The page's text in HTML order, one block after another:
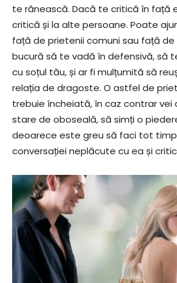
te rănească. Dacă te critică în față
critică și la alte persoane. Poate
față de prietenii comuni sau față de
bucură să te vadă în defensivă, să
cu soțul tău, și ar fi mulțumită să
relația de dragoste. O astfel de
trebuie încheiată, în caz contrar vei
stare de oboseală, să simți o
deoarece este greu să faci tot
conversației neplăcute cu ea și